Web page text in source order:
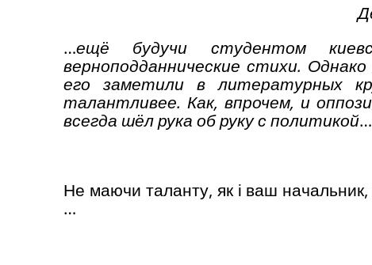
…ещё будучи студентом
верноподданнические стихи.
его заметили в литературных
талантливее. Как, впрочем, и
всегда шёл рука об руку с политикой…
Не маючи таланту, як і ваш
…